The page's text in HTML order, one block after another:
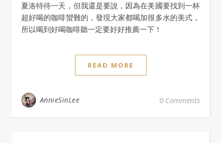
夏洛特待一天，但我還是要說，因為在美國要找到一杯
超好喝的咖啡蠻難的，發現大家都喝加很多水的美式，
所以喝到好喝咖啡聽一定要好好推薦一下！
READ MORE
AnnieSinLee 0 Comments